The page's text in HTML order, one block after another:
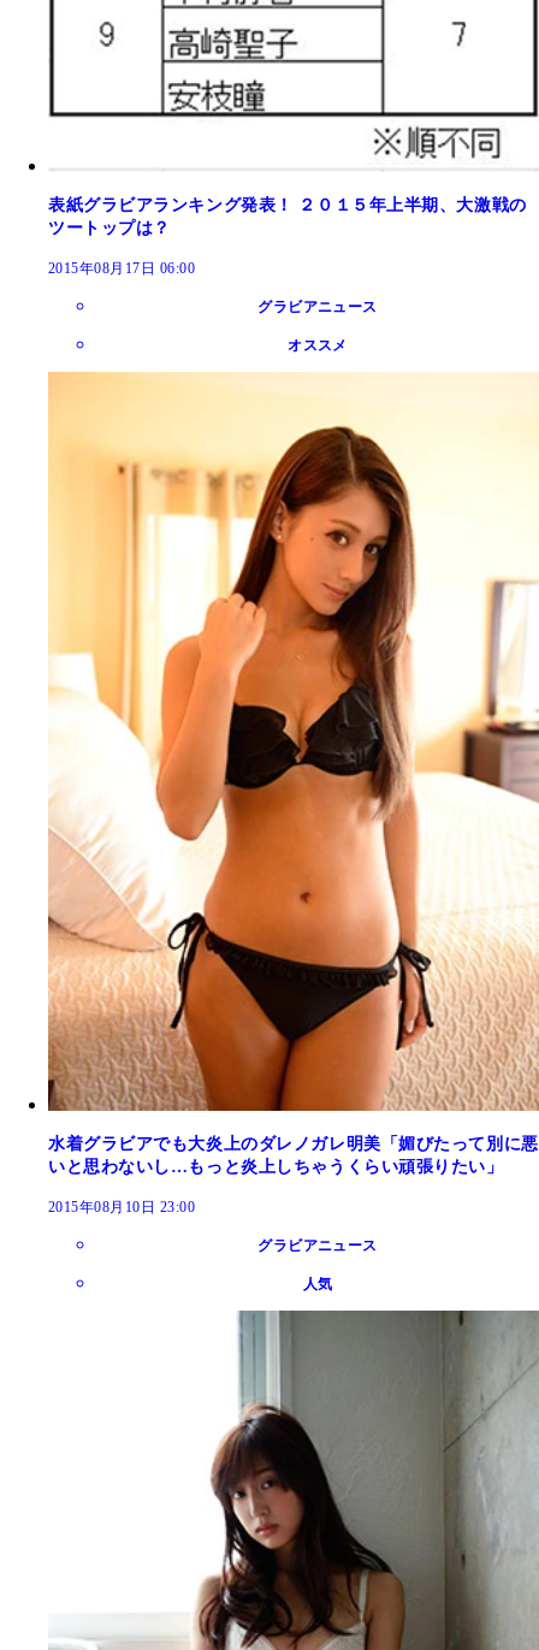
表紙グラビアランキング発表！ ２０１５年上半期、大激戦の
ツートップは？
2015年08月17日 06:00
グラビアニュース
オススメ
水着グラビアでも大炎上のダレノガレ明美「媚びたって別に悪
いと思わないし…もっと炎上しちゃうくらい頑張りたい」
2015年08月10日 23:00
グラビアニュース
人気